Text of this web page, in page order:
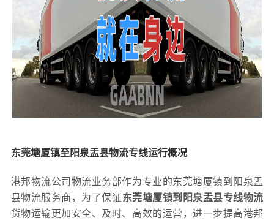
东莞塘厦镇至阳泉盂县物流专线运行概况
港邦物流公司物流业务部作为专业的东莞塘厦镇到阳泉盂
县物流服务商，为了保证东莞塘厦镇到阳泉盂县专线物流
货物运输更加安全、及时、高效的运营，进一步提高港邦